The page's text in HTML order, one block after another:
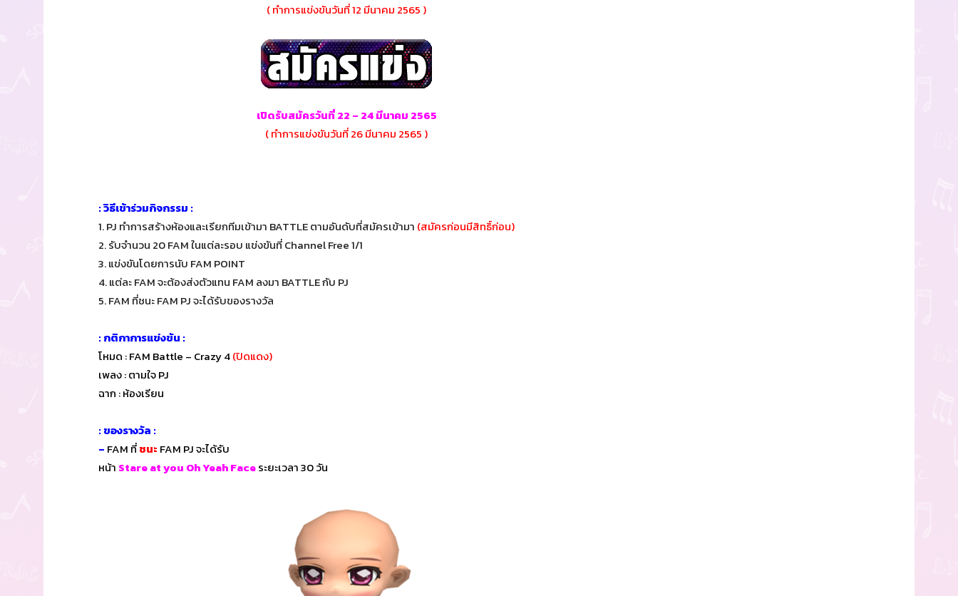
( ทำการแข่งขันวันที่ 12 มีนาคม 2565 )
เปิดรับสมัครวันที่ 22 – 24 มีนาคม 2565
( ทำการแข่งขันวันที่ 26 มีนาคม 2565 )
: วิธีเข้าร่วมกิจกรรม :
1. PJ ทำการสร้างห้องและเรียกทีมเข้ามา BATTLE ตามอันดับที่สมัครเข้ามา (สมัครก่อนมีสิทธิ์ก่อน)
2. รับจำนวน 20 FAM ในแต่ละรอบ แข่งขันที่ Channel Free 1/1
3. แข่งขันโดยการนับ FAM POINT
4. แต่ละ FAM จะต้องส่งตัวแทน FAM ลงมา BATTLE กับ PJ
5. FAM ที่ชนะ FAM PJ จะได้รับของรางวัล
: กติกาการแข่งขัน :
โหมด : FAM Battle – Crazy 4(ปิดแดง)
เพลง : ตามใจ PJ
ฉาก : ห้องเรียน
: ของรางวัล :
– FAM ที่ชนะ FAM PJ จะได้รับ
หน้า Stare at you Oh Yeah Faceระยะเวลา 30 วัน